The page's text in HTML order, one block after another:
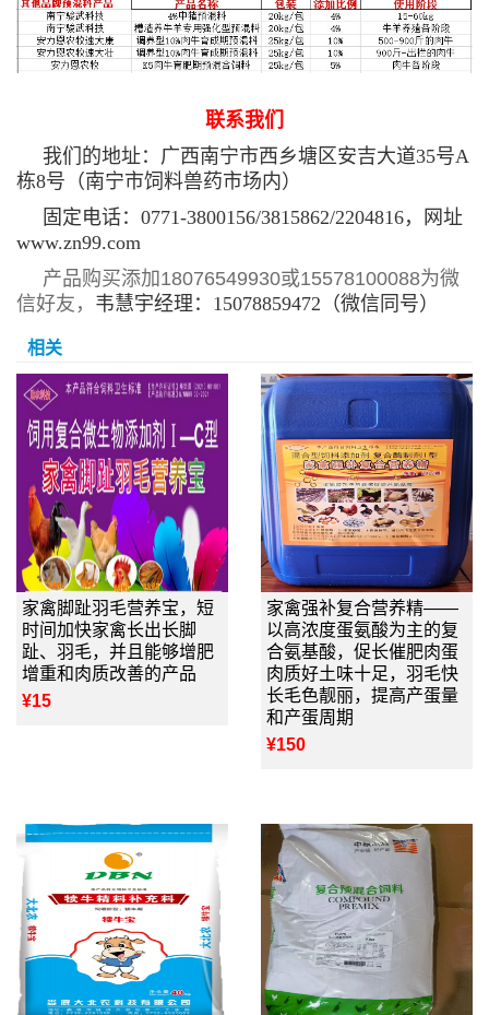
联系我们
我们的地址：广西南宁市西乡塘区安吉大道35号A
栋8号（南宁市饲料兽药市场内）
固定电话：0771-3800156/3815862/2204816，网址
www.zn99.com
产品购买添加18076549930或15578100088为微
信好友， 韦慧宇经理：15078859472（微信同号）
相关
家禽脚趾羽毛营养宝，短
时间加快家禽长出长脚
趾、羽毛，并且能够增肥
增重和肉质改善的产品
¥15
家禽强补复合营养精——
以高浓度蛋氨酸为主的复
合氨基酸，促长催肥肉蛋
肉质好土味十足，羽毛快
长毛色靓丽，提高产蛋量
和产蛋周期
¥150